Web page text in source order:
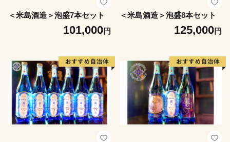
＜米島酒造＞泡盛7本セット
101,000円
＜米島酒造＞泡盛8本セット
125,000円